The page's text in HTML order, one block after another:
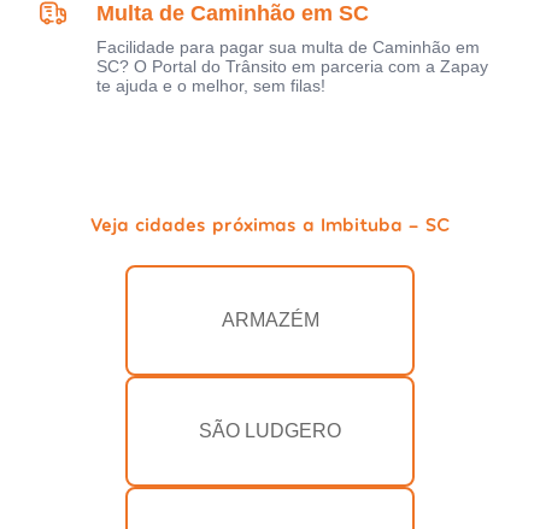
Multa de Caminhão em SC
Facilidade para pagar sua multa de Caminhão em
SC? O Portal do Trânsito em parceria com a Zapay
te ajuda e o melhor, sem filas!
Veja cidades próximas a Imbituba - SC
ARMAZÉM
SÃO LUDGERO